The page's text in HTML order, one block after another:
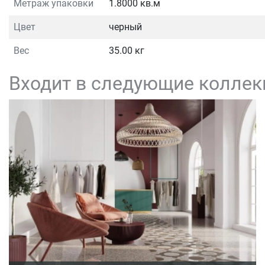
Метраж упаковки 1.8000 кв.м
Цвет черный
Вес 35.00 кг
Входит в следующие